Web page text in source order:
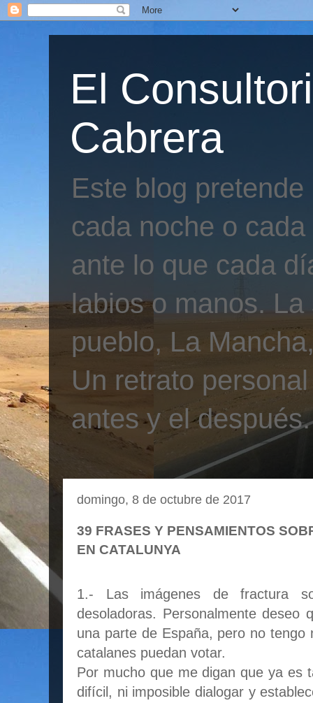
El
Cabrera
Este blog
cada noche o
ante lo que cada
labios o manos.
pueblo, La
Un retrato
antes y el después.
domingo, 8 de octubre de 2017
39 FRASES Y PENSAMIENTOS
EN CATALUNYA
1.- Las imágenes de fractura
desoladoras. Personalmente deseo
una parte de España, pero no tengo
catalanes puedan votar.
Por mucho que me digan que ya es
difícil, ni imposible dialogar y